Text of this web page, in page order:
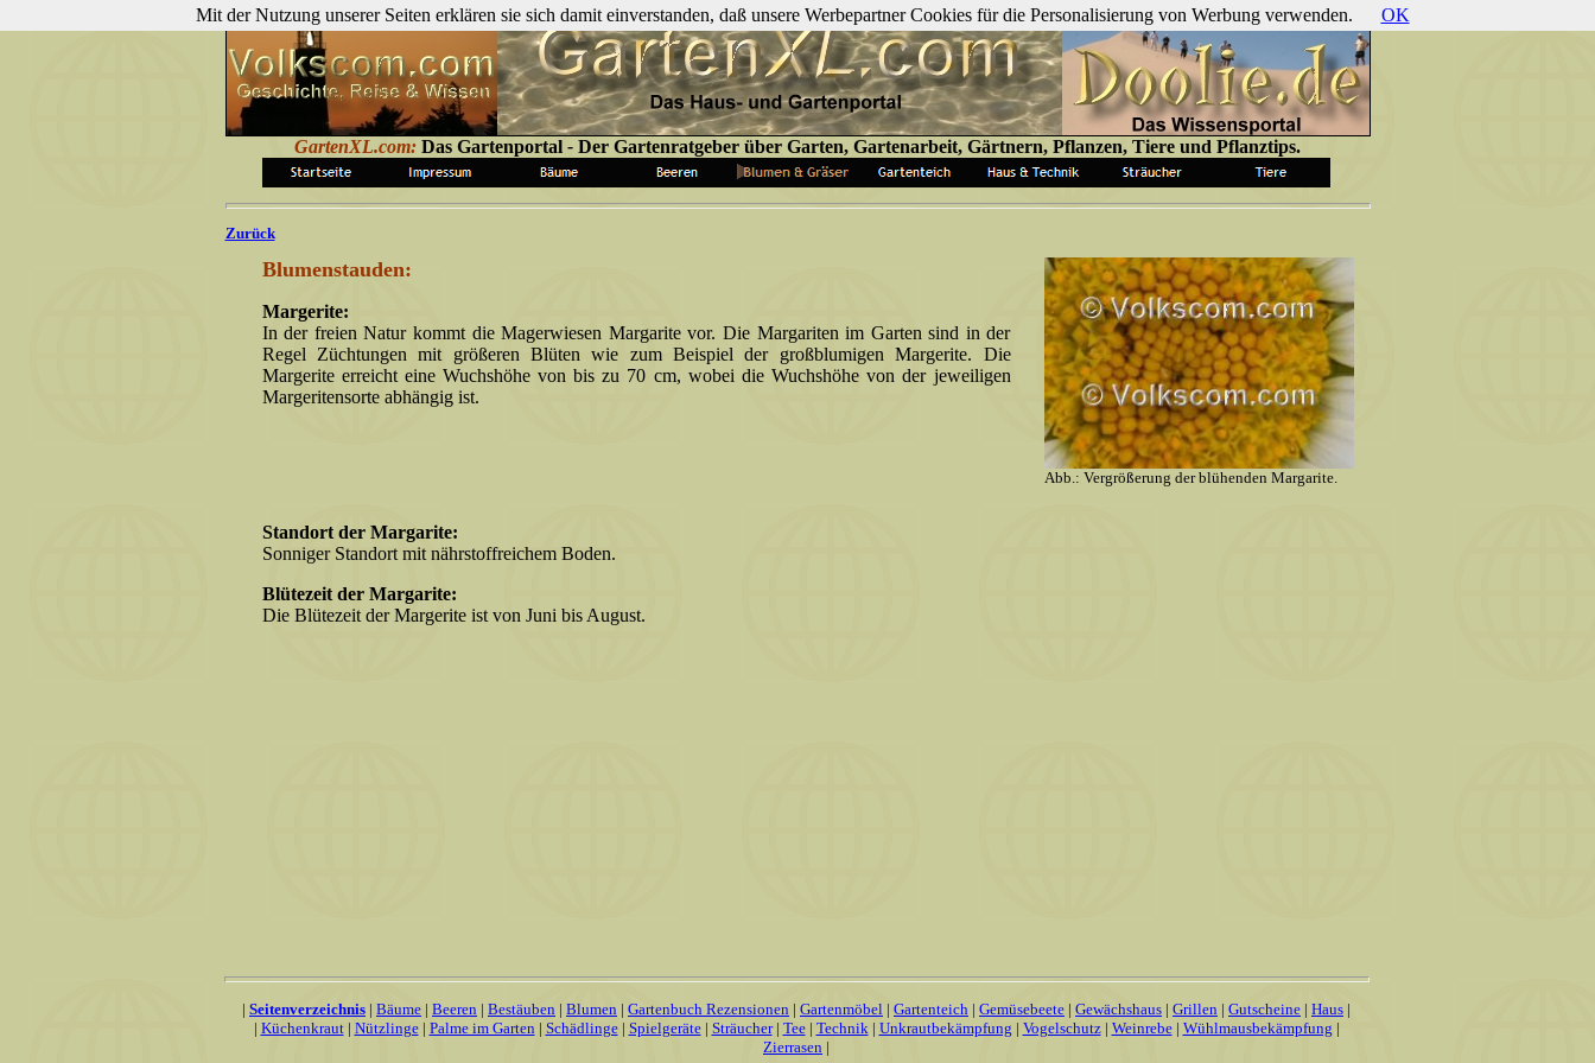
GartenXL.com: Das Gartenportal -Der Gartenratgeber über Garten, Gartenarbeit, Gärtnern, Pflanzen, Tiere und Pflanztips.
Zurück
Blumenstauden:
Margerite:
In der freien Natur kommt die Magerwiesen Margarite vor. Die Margariten im Garten sind in der
Regel Züchtungen mit größeren Blüten wie zum Beispiel der großblumigen Margerite. Die
Margerite erreicht eine Wuchshöhe von bis zu 70 cm, wobei die Wuchshöhe von der jeweiligen
Margeritensorte abhängig ist.
Standort der Margarite:
Sonniger Standort mit nährstoffreichem Boden.
Blütezeit der Margarite:
Die Blütezeit der Margerite ist von Juni bis August.
Abb.: Vergrößerung der blühenden Margarite.
| Seitenverzeichnis | Bäume | Beeren | Bestäuben | Blumen | Gartenbuch Rezensionen | Gartenmöbel | Gartenteich | Gemüsebeete | Gewächshaus | Grillen | Gutscheine | Haus |
| Küchenkraut| Nützlinge| Palme im Garten | Schädlinge| Spielgeräte| Sträucher| Tee| Technik| Unkrautbekämpfung | Vogelschutz| Weinrebe| Wühlmausbekämpfung |
Zierrasen |
Mit der Nutzung unserer Seiten erklären sie sich damit einverstanden, daß unsere Werbepartner Cookies für die Personalisierung von Werbung verwenden. OK